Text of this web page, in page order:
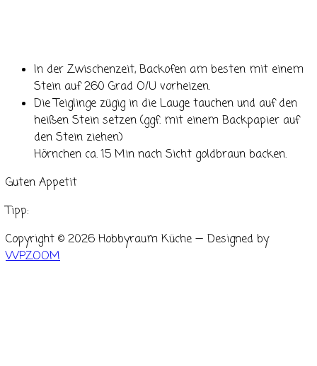
In der Zwischenzeit, Backofen am besten mit einem
Stein auf 260 Grad O/U vorheizen.
Die Teiglinge zügig in die Lauge tauchen und auf den
heißen Stein setzen (ggf. mit einem Backpapier auf
den Stein ziehen)
Hörnchen ca. 15 Min nach Sicht goldbraun backen.
Guten Appetit
Tipp:
Copyright © 2026 Hobbyraum Küche — Designed by
WPZOOM